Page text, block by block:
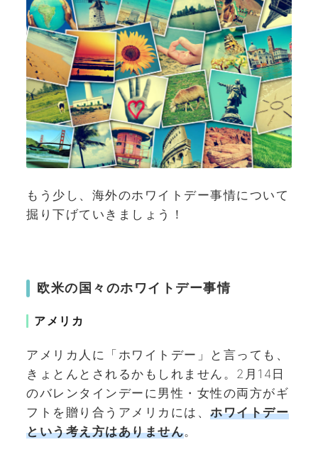
もう少し、海外のホワイトデー事情について
掘り下げていきましょう！
欧米の国々のホワイトデー事情
アメリカ
アメリカ人に「ホワイトデー」と言っても、
きょとんとされるかもしれません。2月14日
のバレンタインデーに男性・女性の両方がギ
フトを贈り合うアメリカには、 ホワイトデー
という考え方はありません。